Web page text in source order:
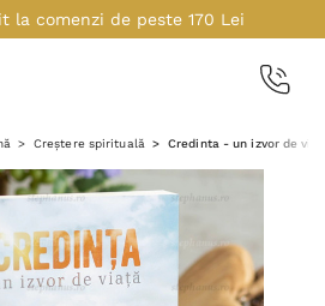
la comenzi de peste 170 Lei
Creștere spirituală Credinta - un izvor de